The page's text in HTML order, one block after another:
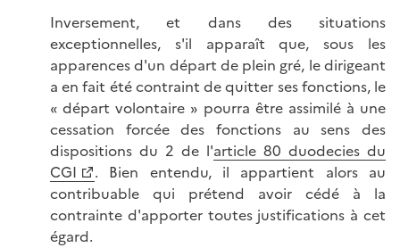
Inversement, et dans des situations
exceptionnelles, s'il apparaît que, sous les
apparences d'un départ de plein gré, le dirigeant
a en fait été contraint de quitter ses fonctions, le
« départ volontaire » pourra être assimilé à une
cessation forcée des fonctions au sens des
dispositions du 2 de l'article 80 duodecies du
CGI
. Bien entendu, il appartient alors au
contribuable qui prétend avoir cédé à la
contrainte d'apporter toutes justifications à cet
égard.